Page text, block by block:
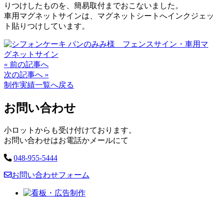
りつけしたものを、簡易取付までおこないました。
車用マグネットサインは、マグネットシートへインクジェッ
ト貼りつけしています。
Posts
navigation
« 前の記事へ
次の記事へ »
制作実績一覧へ戻る
お問い合わせ
小ロットからも受け付けております。
お問い合わせはお電話かメールにて
048-955-5444
お問い合わせフォーム